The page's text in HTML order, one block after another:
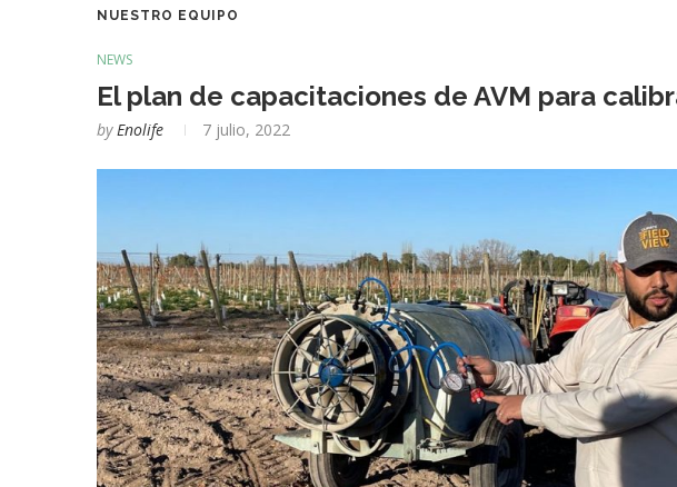
NUESTRO EQUIPO
NEWS
El plan de capacitaciones de AVM para
by Enolife 7 julio, 2022